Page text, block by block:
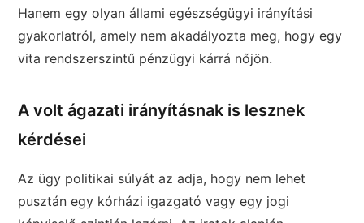
Hanem egy olyan állami egészségügyi irányítási
gyakorlatról, amely nem akadályozta meg, hogy egy
vita rendszerszintű pénzügyi kárrá nőjön.
A volt ágazati irányításnak is lesznek
kérdései
Az ügy politikai súlyát az adja, hogy nem lehet
pusztán egy kórházi igazgató vagy egy jogi